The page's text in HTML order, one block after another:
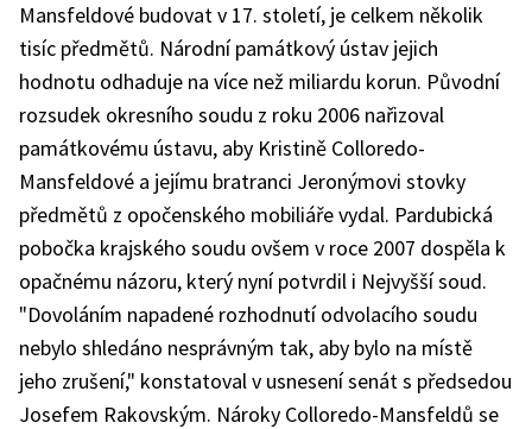
Mansfeldové budovat v 17. století, je celkem několik
tisíc předmětů. Národní památkový ústav jejich
hodnotu odhaduje na více než miliardu korun. Původní
rozsudek okresního soudu z roku 2006 nařizoval
památkovému ústavu, aby Kristině Colloredo-
Mansfeldové a jejímu bratranci Jeronýmovi stovky
předmětů z opočenského mobiliáře vydal. Pardubická
pobočka krajského soudu ovšem v roce 2007 dospěla k
opačnému názoru, který nyní potvrdil i Nejvyšší soud.
"Dovoláním napadené rozhodnutí odvolacího soudu
nebylo shledáno nesprávným tak, aby bylo na místě
jeho zrušení," konstatoval v usnesení senát s předsedou
Josefem Rakovským. Nároky Colloredo-Mansfeldů se